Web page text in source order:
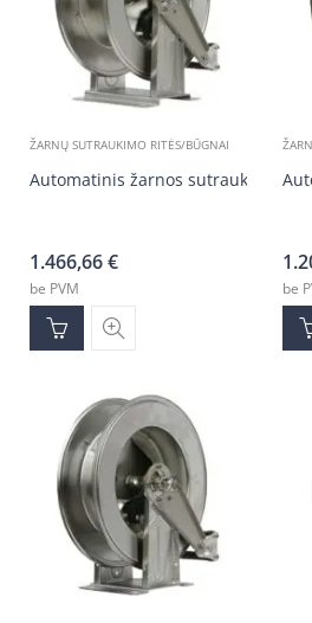
ŽARNŲ SUTRAUKIMO RITĖS/BŪGNAI
Automatinis žarnos sutraukimo
1.466,66€
be PVM be